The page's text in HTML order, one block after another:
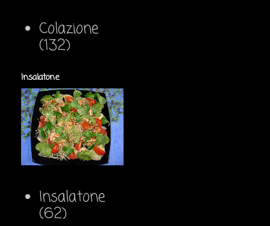
Colazione
(132)
Insalatone
Insalatone
(62)